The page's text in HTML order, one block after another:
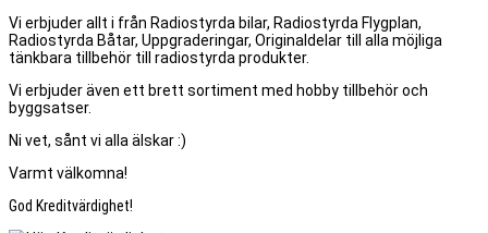
Vi erbjuder allt i från Radiostyrda bilar, Radiostyrda Flygplan,
Radiostyrda Båtar, Uppgraderingar, Originaldelar till alla möjliga
tänkbara tillbehör till radiostyrda produkter.
Vi erbjuder även ett brett sortiment med hobby tillbehör och
byggsatser.
Ni vet, sånt vi alla älskar :)
Varmt välkomna!
God Kreditvärdighet!